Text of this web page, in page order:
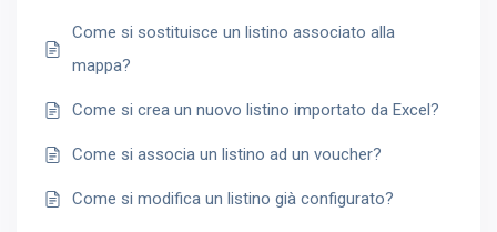
Come si sostituisce un listino associato alla
mappa?
Come si crea un nuovo listino importato da Excel?
Come si associa un listino ad un voucher?
Come si modifica un listino già configurato?